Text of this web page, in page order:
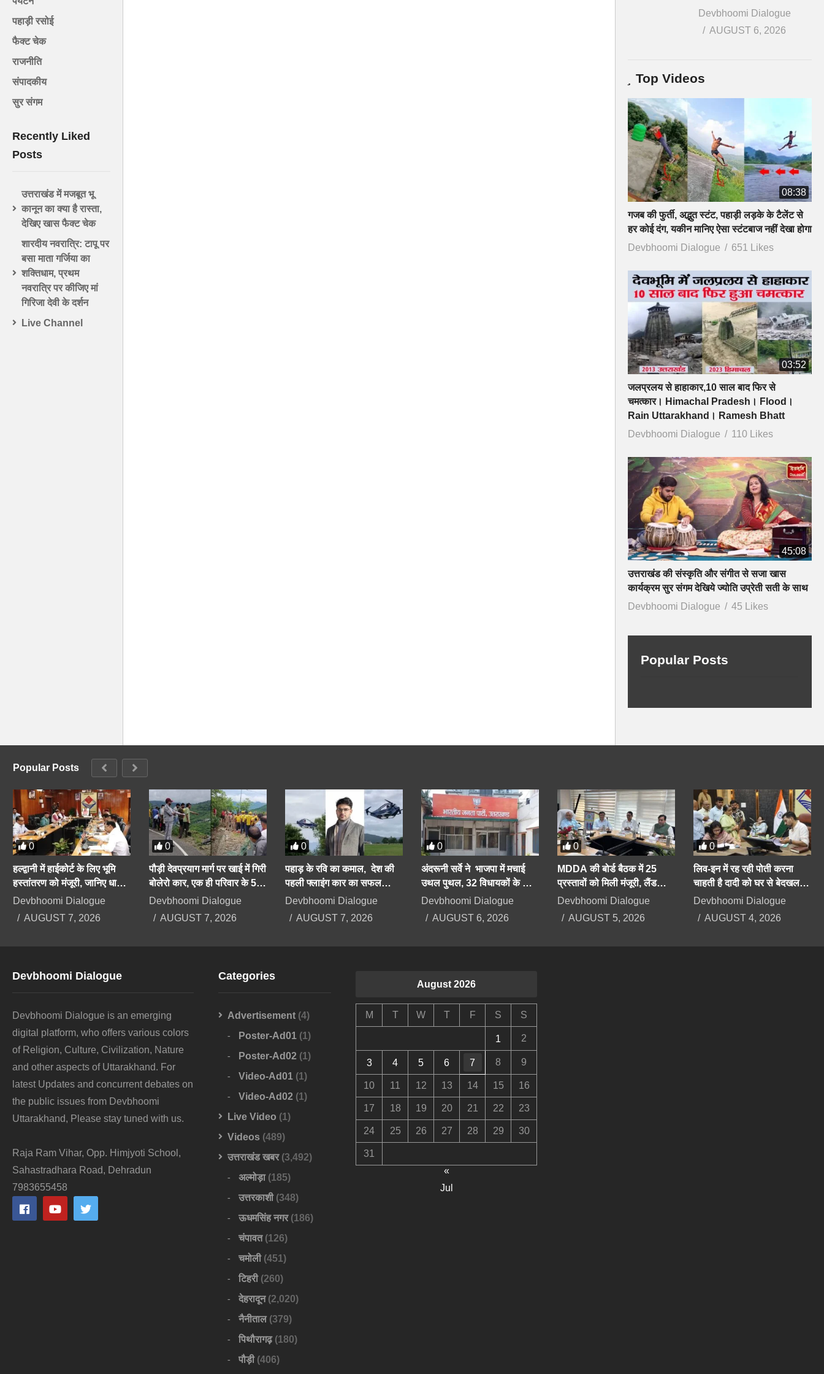
पहाड़ी रसोई
फैक्ट चेक
राजनीति
संपादकीय
सुर संगम
Recently Liked
Posts
उत्तराखंड में मजबूत भू
कानून का क्या है रास्ता,
देखिए खास फैक्ट चेक
शारदीय नवरात्रि: टापू पर
बसा माता गर्जिया का
शक्तिधाम, प्रथम
नवरात्रि पर कीजिए मां
गिरिजा देवी के दर्शन
Live Channel
Devbhoomi Dialogue
AUGUST 6, 2026
Top Videos
08:38
गजब की फुर्ती, अद्भुत स्टंट, पहाड़ी लड़के के टैलेंट से
हर कोई दंग, यकीन मानिए ऐसा स्टंटबाज नहीं देखा होगा
Devbhoomi Dialogue
651 Likes
03:52
जलप्रलय से हाहाकार,10 साल बाद फिर से
चमत्कार। Himachal Pradesh। Flood।
Rain Uttarakhand। Ramesh Bhatt
Devbhoomi Dialogue
110 Likes
45:08
उत्तराखंड की संस्कृति और संगीत से सजा खास
कार्यक्रम सुर संगम देखिये ज्योति उप्रेती सती के साथ
Devbhoomi Dialogue
45 Likes
Popular Posts
Popular Posts
0
हल्द्वानी में हाईकोर्ट के लिए भूमि
हस्तांतरण को मंजूरी, जानिए धामी
कैबिनेट के बड़े फैसले
Devbhoomi Dialogue
AUGUST 7, 2026
0
पौड़ी देवप्रयाग मार्ग पर खाई में गिरी
बोलेरो कार, एक ही परिवार के 5
लोगों की दर्दनाक मौत
Devbhoomi Dialogue
AUGUST 7, 2026
0
पहाड़ के रवि का कमाल, देश की
पहली फ्लाइंग कार का सफल
परीक्षण करके दिया बड़ा संदेश
Devbhoomi Dialogue
AUGUST 7, 2026
0
अंदरूनी सर्वे ने भाजपा में मचाई
उथल पुथल, 32 विधायकों के कट
सकते हैं टिकट, सीएम को भी सेफ
Devbhoomi Dialogue
AUGUST 6, 2026
0
MDDA की बोर्ड बैठक में 25
प्रस्तावों को मिली मंजूरी, लैंड
पूलिंग, पर्यटन, औद्योगिक भवनों पर
Devbhoomi Dialogue
AUGUST 5, 2026
0
लिव-इन में रह रही पोती करना
चाहती है दादी को घर से बेदखल,
बिगड़ैल पोती पर महिला सेल करेगी
Devbhoomi Dialogue
AUGUST 4, 2026
Devbhoomi Dialogue
Devbhoomi Dialogue is an emerging
digital platform, who offers various colors
of Religion, Culture, Civilization, Nature
and other aspects of Uttarakhand. For
latest Updates and concurrent debates on
the public issues from Devbhoomi
Uttarakhand, Please stay tuned with us.
Raja Ram Vihar, Opp. Himjyoti School,
Sahastradhara Road, Dehradun
7983655458
Categories
Advertisement (4)
Poster-Ad01 (1)
Poster-Ad02 (1)
Video-Ad01 (1)
Video-Ad02 (1)
Live Video (1)
Videos (489)
उत्तराखंड खबर(3,492)
अल्मोड़ा(185)
उत्तरकाशी(348)
ऊधमसिंह नगर(186)
चंपावत(126)
चमोली(451)
टिहरी(260)
देहरादून(2,020)
नैनीताल(379)
पिथौरागढ़(180)
पौड़ी(406)
August 2026
M T W T F S S
1 2
3 4 5 6 7 8 9
10 11 12 13 14 15 16
17 18 19 20 21 22 23
24 25 26 27 28 29 30
31
«
Jul